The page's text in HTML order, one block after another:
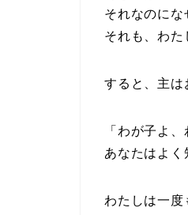
それなのに
それも、わた
すると、主は
「わが子よ
あなたはよく
わたしは一度